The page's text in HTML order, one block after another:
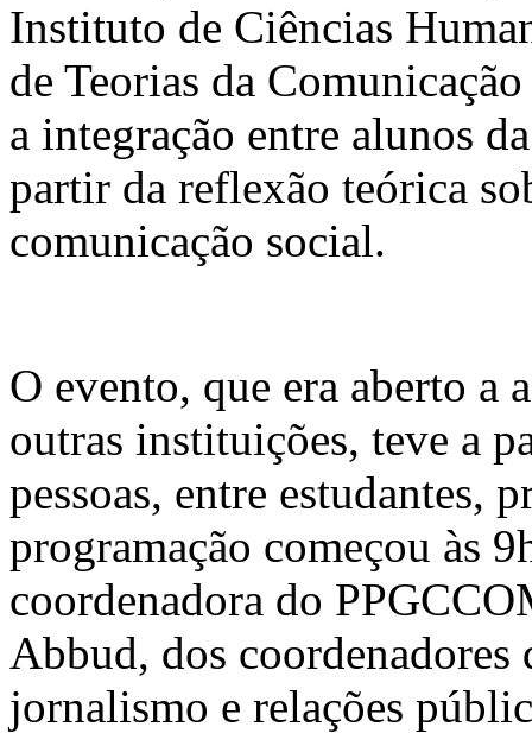
Instituto de Ciências
de Teorias da
a integração entre alunos
partir da reflexão teórica
comunicação social.
O evento, que era aberto a
outras instituições, teve a
pessoas, entre estudantes,
programação começou às
coordenadora do
Abbud, dos coordenadores
jornalismo e relações